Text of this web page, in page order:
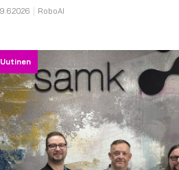
9.6.2026 RoboAI
Uutinen